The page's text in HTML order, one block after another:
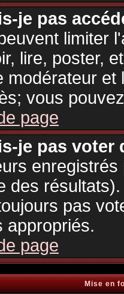
je pas
limiter
lire, poster,
modérateur
vous
page
je pas voter
des
pas
appropriés.
page
Mise en